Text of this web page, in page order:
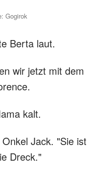
Gogirok
Berta laut.
wir jetzt mit dem
kalt.
Jack. "Sie ist
Dreck."